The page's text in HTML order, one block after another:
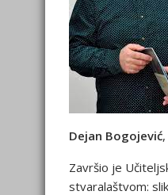
Dejan Bogojević
Završio je
stvaralaštvom: